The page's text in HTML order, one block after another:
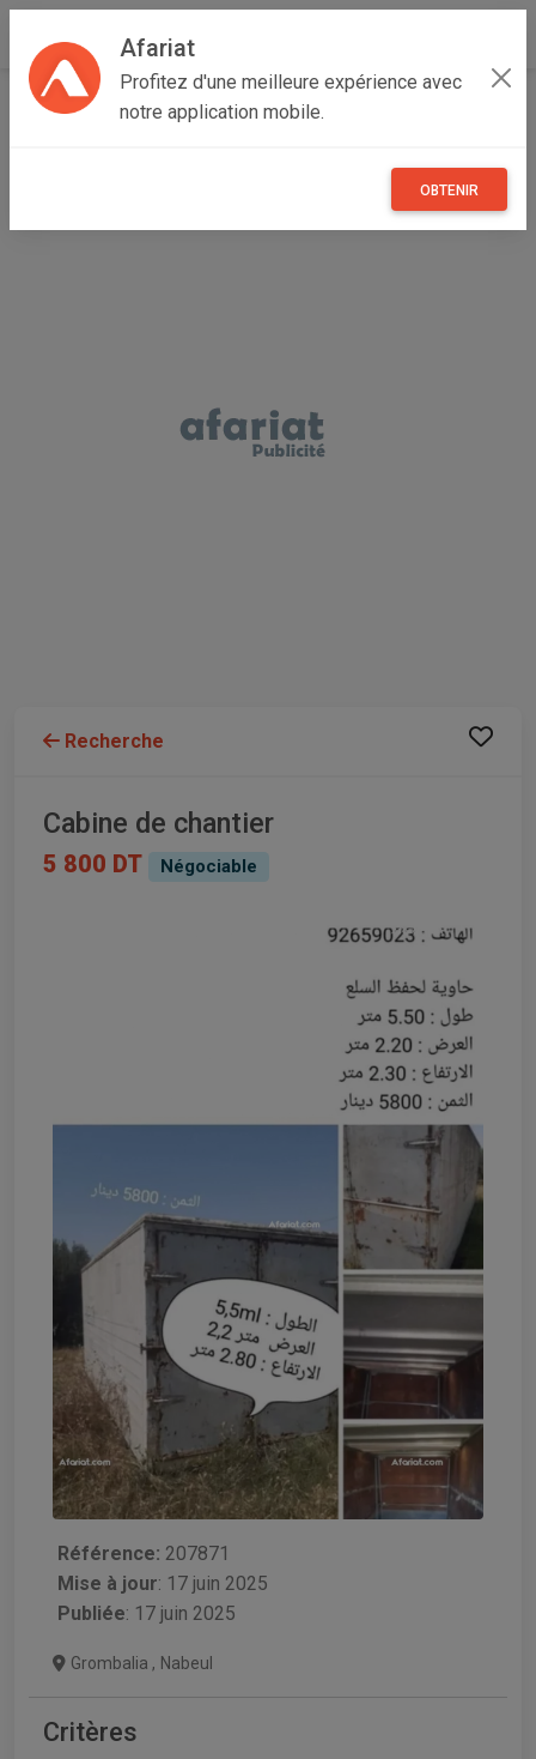
Afariat
Profitez d'une meilleure expérience avec
notre application mobile.
OBTENIR
Accueil Véhicules Cap bon - Sahel
Recherche
Cabine de chantier
5 800 DT Négociable
Référence: 207871
Mise à jour: 17 juin 2025
Publiée: 17 juin 2025
Grombalia , Nabeul
Critères